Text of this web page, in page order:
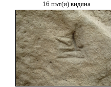
16 път(и) видяна